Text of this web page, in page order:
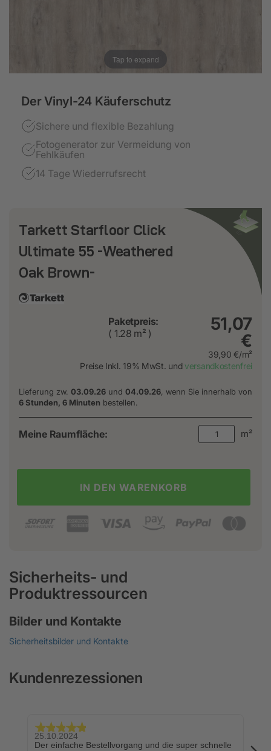
Tap to expand
Der Vinyl-24 Käuferschutz
Sichere und flexible Bezahlung
Fotogenerator zur Vermeidung von
Fehlkäufen
14 Tage Wiederrufsrecht
Tarkett Starfloor Click
Ultimate 55 -Weathered
Oak Brown-
51,07
€
39,90 €/m²
Paketpreis:
( 1.28 m² )
Preise Inkl. 19% MwSt. und versandkostenfrei
Lieferung zw. 03.09.26 und 04.09.26, wenn Sie innerhalb von
6 Stunden, 6 Minuten bestellen.
Meine Raumfläche: m²
IN DEN WARENKORB
Sicherheits- und
Produktressourcen
Bilder und Kontakte
Sicherheitsbilder und Kontakte
Kundenrezessionen
25.10.2024
Der einfache Bestellvorgang und die super schnelle